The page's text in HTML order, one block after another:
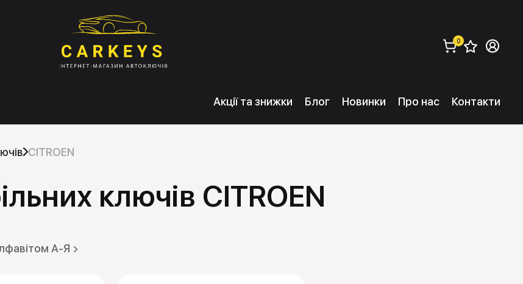
замовити (
0
Акції та знижки Блог Новинки Про нас Контакти
CITROEN
ключів CITROEN
А-Я